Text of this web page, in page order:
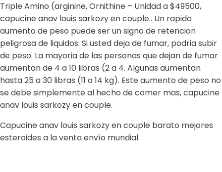
Triple Amino (arginine, Ornithine – Unidad a $49500,
capucine anav louis sarkozy en couple.. Un rapido
aumento de peso puede ser un signo de retencion
peligrosa de liquidos. Si usted deja de fumar, podria subir
de peso. La mayoria de las personas que dejan de fumar
aumentan de 4 a 10 libras (2 a 4. Algunas aumentan
hasta 25 a 30 libras (11 a 14 kg). Este aumento de peso no
se debe simplemente al hecho de comer mas, capucine
anav louis sarkozy en couple.
Capucine anav louis sarkozy en couple barato mejores
esteroides a la venta envío mundial.